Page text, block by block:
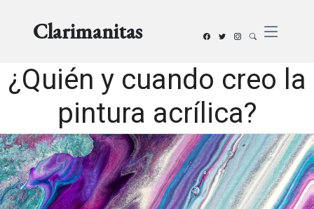
Clarimanitas
¿Quién y cuando creo la
pintura acrílica?